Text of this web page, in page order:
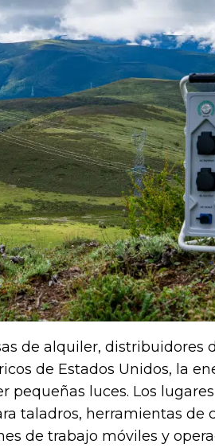
p
p
ti
r
de alquiler, distribuidores
de Estados Unidos, la
pequeñas luces. Los
taladros, herramientas de
de trabajo móviles y